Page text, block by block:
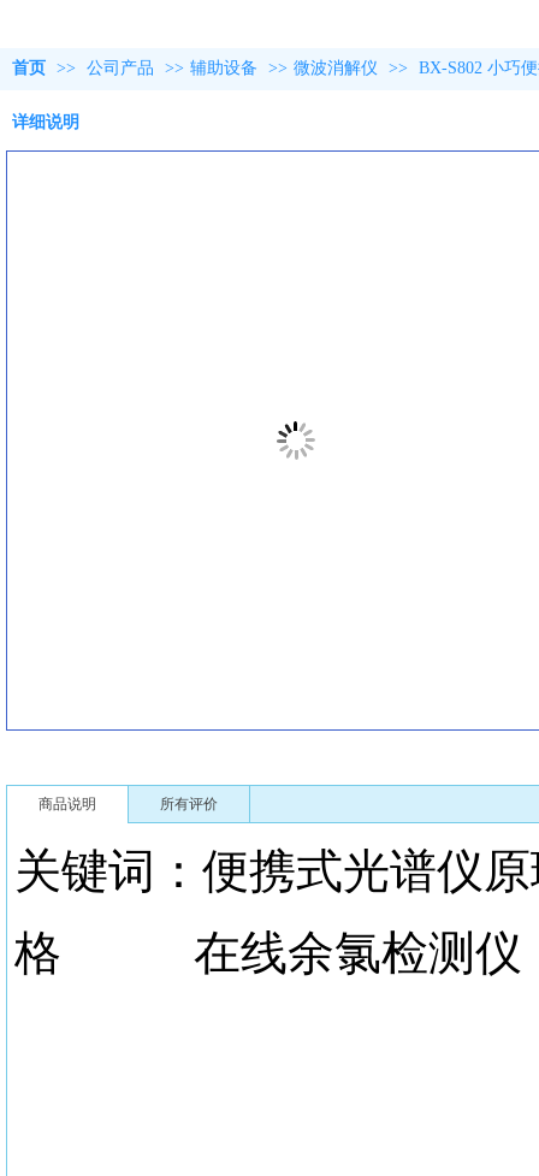
首页 >> 公司产品 >> 辅助设备 >> 微波消解仪 >> BX-S802 小巧
详细说明
商品说明 所有评价
关键词：便携式光谱
格 在线余氯检测仪